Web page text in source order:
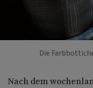
Die
Nach dem